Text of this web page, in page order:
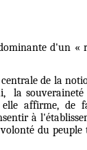
d'un «
de la
la
affirme, de
à
du